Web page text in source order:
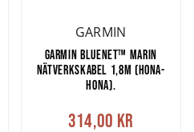
GARMIN
GARMIN BLUENET™ MARIN
NÄTVERKSKABEL 1,8M (HONA-
HONA).
314,00 kr